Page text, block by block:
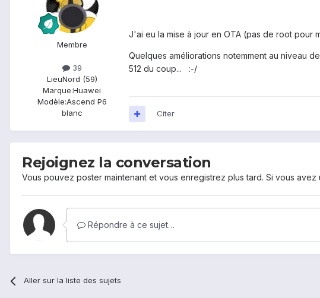
Membre
39
LieuNord (59)
Marque:Huawei
Modèle:Ascend P6
blanc
J'ai eu la mise à jour en OTA (pas de root pour
Quelques améliorations notemment au niveau
512 du coup... :-/
Citer
Rejoignez la conversation
Vous pouvez poster maintenant et vous enregistrez plus tard. Si vous avez
Répondre à ce sujet…
Aller sur la liste des sujets